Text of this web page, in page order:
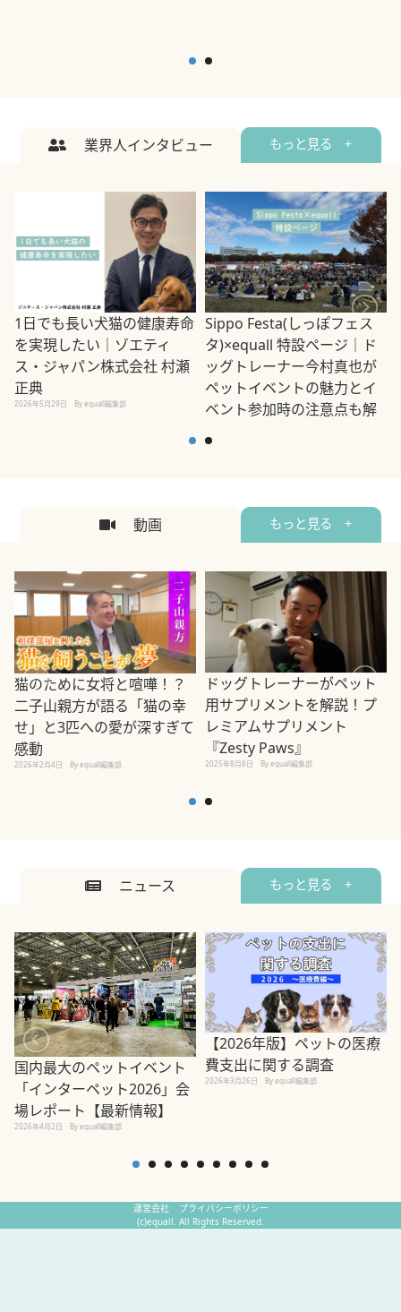
業界人インタビュー もっと見る +
1日でも長い犬猫の健康寿命
を実現したい｜ゾエティ
ス・ジャパン株式会社 村瀬
正典
2026年5月29日 By equall編集部
Sippo Festa(しっぽフェス
タ)×equall 特設ページ｜ド
ッグトレーナー今村真也が
ペットイベントの魅力とイ
ベント参加時の注意点も解
2026年5月12日
動画 もっと見る +
猫のために女将と喧嘩！？
二子山親方が語る「猫の幸
せ」と3匹への愛が深すぎて
感動
2026年2月4日 By equall編集部
ドッグトレーナーがペット
用サプリメントを解説！プ
レミアムサプリメント
『Zesty Paws』
2025年8月8日 By equall編集部
ニュース もっと見る +
国内最大のペットイベント
「インターペット2026」会
場レポート【最新情報】
2026年4月2日 By equall編集部
【2026年版】ペットの医療
費支出に関する調査
2026年3月26日 By equall編集部
運営会社
プライバシーポリシー
(c)equall. All Rights Reserved.